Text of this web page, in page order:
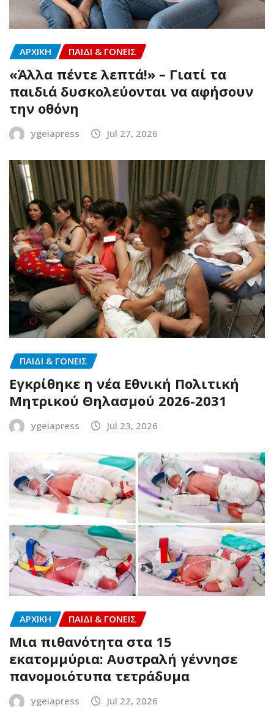
ΑΡΧΙΚΗ ΠΑΙΔΙ & ΓΟΝΕΙΣ
«Άλλα πέντε λεπτά!» – Γιατί τα
παιδιά δυσκολεύονται να αφήσουν
την οθόνη
ygeiapress Jul 27, 2026
ΠΑΙΔΙ & ΓΟΝΕΙΣ
Εγκρίθηκε η νέα Εθνική Πολιτική
Μητρικού Θηλασμού 2026-2031
ygeiapress Jul 23, 2026
ΑΡΧΙΚΗ ΠΑΙΔΙ & ΓΟΝΕΙΣ
Μια πιθανότητα στα 15
εκατομμύρια: Αυστραλή γέννησε
πανομοιότυπα τετράδυμα
ygeiapress Jul 22, 2026